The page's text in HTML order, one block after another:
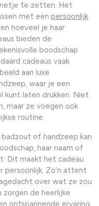
te zetten. Het
met een persoonlijk
hoeveel je haar
bieden de
boodschap
cadeaus vaak
aan luxe
waar je een
kunt laten drukken. Niet
maar ze voegen ook
routine.
of handzeep kan
haar naam of
Dit maakt het cadeau
persoonlijk. Zo’n attent
over wat ze zou
zorgen de heerlijke
ontspannende ervaring,